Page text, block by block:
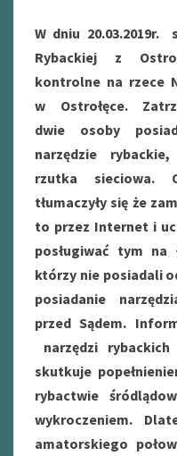
W dniu 20.03.2019r.
Rybackiej z
kontrolne na rzece
w Ostrołęce.
dwie osoby
narzędzie
rzutka sieciowa.
tłumaczyły się że
to przez Internet i
posługiwać tym na
którzy nie posiadali
posiadanie
przed Sądem.
narzędzi
skutkuje
rybactwie
wykroczeniem.
amatorskiego